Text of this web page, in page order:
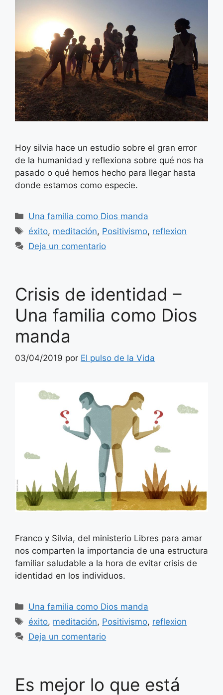
Hoy silvia hace un estudio sobre el gran error
de la humanidad y reflexiona sobre qué nos ha
pasado o qué hemos hecho para llegar hasta
donde estamos como especie.
Categorías
Una familia como Dios manda
Etiquetas
éxito, meditación, Positivismo, reflexion
Deja un comentario
Crisis de identidad –
Una familia como Dios
manda
03/04/2019 por El pulso de la Vida
Franco y Silvia, del ministerio Libres para amar
nos comparten la importancia de una estructura
familiar saludable a la hora de evitar crisis de
identidad en los individuos.
Categorías
Una familia como Dios manda
Etiquetas
éxito, meditación, Positivismo, reflexion
Deja un comentario
Es mejor lo que está